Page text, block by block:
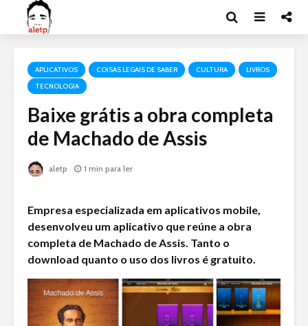
APLICATIVOS COISAS LEGAIS DE SABER CULTURA
LIVROS
TECNOLOGIA
Baixe grátis a obra completa
de Machado de Assis
aletp 1 min para ler
Empresa especializada em aplicativos mobile,
desenvolveu um aplicativo que reúne a obra
completa de Machado de Assis. Tanto o
download quanto o uso dos livros é gratuito.